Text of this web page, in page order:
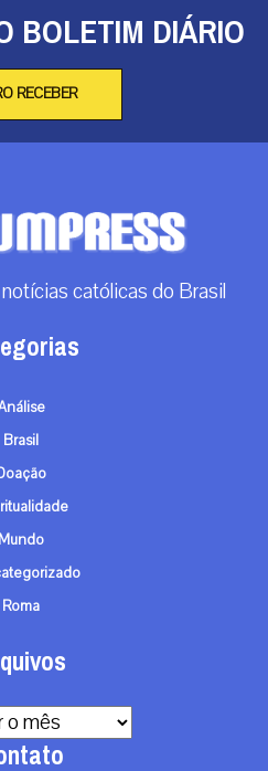
BOLETIM DIÁRIO
RECEBER
católicas do Brasil
Brasil
Mundo
Roma